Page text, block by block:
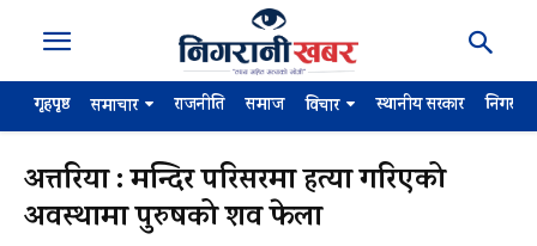
गृहपृष्ठ समाचार राजनीति समाज विचार स्थानीय सरकार
अत्तरिया : मन्दिर परिसरमा हत्या गरिएको
अवस्थामा पुरुषको शव फेला